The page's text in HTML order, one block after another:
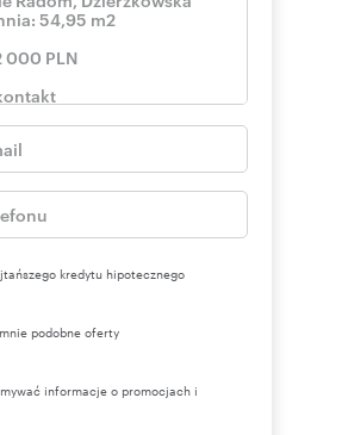
kredytu hipotecznego
podobne oferty
informacje o promocjach i